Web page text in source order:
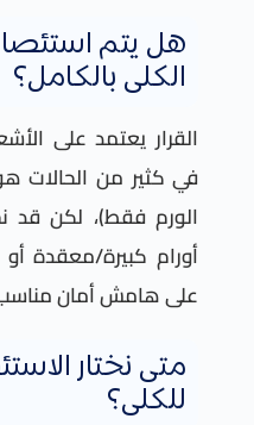
هل يتم
الكلى بالكامل؟
القرار يعتمد على
في كثير من الحالات
الورم فقط)، لكن قد
أورام كبيرة/معقدة
على هامش أمان مناسب
متى نختار
للكلى؟